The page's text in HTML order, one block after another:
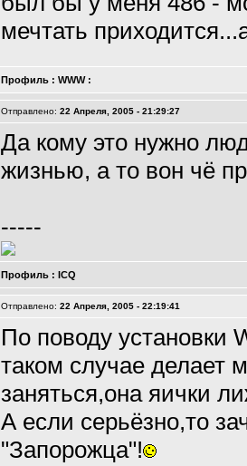
мечтать
Профиль : WWW:
Отправлено: 22 Апреля, 2005 - 21:29:27
Да кому это нужно
жизнью, а то вон чё
-----
Профиль : ICQ
Отправлено: 22 Апреля, 2005 - 22:19:41
По поводу установки
таком случае делает
заняться,она яички
А если серьёзно,то
"Запорожца"!